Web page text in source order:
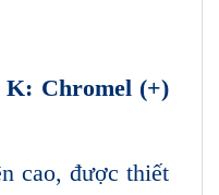
K: Chromel (+)
cao, được thiết